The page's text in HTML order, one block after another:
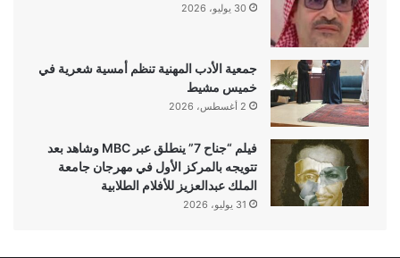
30 يوليو، 2026
جمعية الأدب المهنية تنظم أمسية شعرية في
خميس مشيط
2 أغسطس، 2026
فيلم “جناح 7” ينطلق عبر MBC وشاهد بعد
تتويجه بالمركز الأول في مهرجان جامعة
الملك عبدالعزيز للأفلام الطلابية
31 يوليو، 2026